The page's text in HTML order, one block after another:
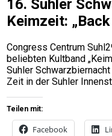
16. Suhler
Keimzeit:
Congress Centrum
beliebten Kultband
Suhler
Zeit in der Suhler
Teilen mit:
Facebook